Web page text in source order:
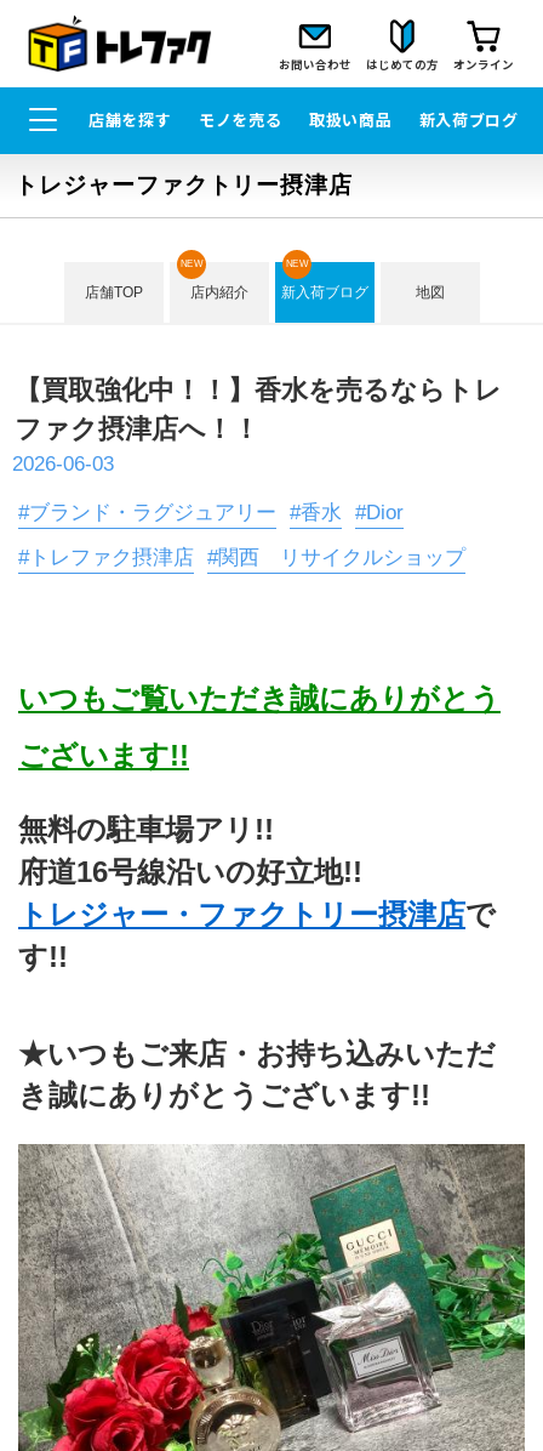
お問い合わせ はじめての方 オンライン
店舗を探す モノを売る 取扱い商品 新入荷ブログ
トレジャーファクトリー摂津店
店舗TOP 店内紹介
NEW
新入荷ブログ
NEW
地図
【買取強化中！！】香水を売るならトレ
ファク摂津店へ！！
2026-06-03
#ブランド・ラグジュアリー #香水
#Dior
#トレファク摂津店 #関西 リサイクルショップ
いつもご覧いただき誠にありがとう
ございます!!
無料の駐車場アリ!!
府道16号線沿いの好立地!!
トレジャー・ファクトリー摂津店で
す!!
★いつもご来店・お持ち込みいただ
き誠にありがとうございます!!